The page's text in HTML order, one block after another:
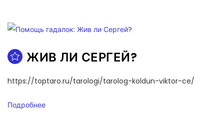
ЖИВ ЛИ СЕРГЕЙ?
https://toptaro.ru/tarologi/tarolog-koldun-viktor-ce/
Подробнее